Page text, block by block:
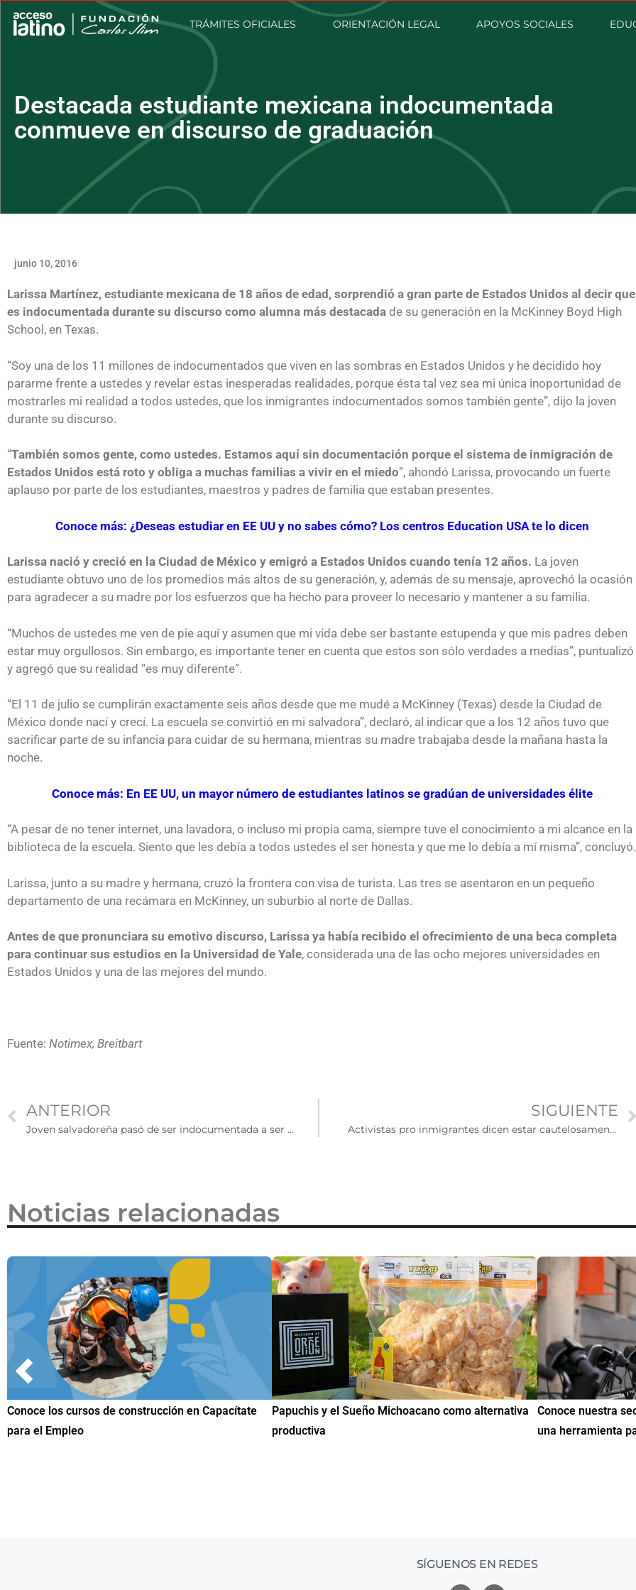
TRÁMITES OFICIALES ORIENTACIÓN LEGAL APOYOS SOCIALES
Destacada estudiante mexicana indocumentada
conmueve en discurso de graduación
junio 10, 2016
Larissa Martínez, estudiante mexicana de 18 años de edad, sorprendió a gran parte de Estados Unidos al decir que
es indocumentada durante su discurso como alumna más destacada de su generación en la McKinney Boyd High
School, en Texas.
“Soy una de los 11 millones de indocumentados que viven en las sombras en Estados Unidos y he decidido hoy
pararme frente a ustedes y revelar estas inesperadas realidades, porque ésta tal vez sea mi única inoportunidad de
mostrarles mi realidad a todos ustedes, que los inmigrantes indocumentados somos también gente”, dijo la joven
durante su discurso.
“También somos gente, como ustedes. Estamos aquí sin documentación porque el sistema de inmigración de
Estados Unidos está roto y obliga a muchas familias a vivir en el miedo”, ahondó Larissa, provocando un fuerte
aplauso por parte de los estudiantes, maestros y padres de familia que estaban presentes.
Conoce más: ¿Deseas estudiar en EE UU y no sabes cómo? Los centros Education USA te lo dicen
Larissa nació y creció en la Ciudad de México y emigró a Estados Unidos cuando tenía 12 años. La joven
estudiante obtuvo uno de los promedios más altos de su generación, y, además de su mensaje, aprovechó la ocasión
para agradecer a su madre por los esfuerzos que ha hecho para proveer lo necesario y mantener a su familia.
“Muchos de ustedes me ven de pie aquí y asumen que mi vida debe ser bastante estupenda y que mis padres deben
estar muy orgullosos. Sin embargo, es importante tener en cuenta que estos son sólo verdades a medias”, puntualizó
y agregó que su realidad “es muy diferente”.
“El 11 de julio se cumplirán exactamente seis años desde que me mudé a McKinney (Texas) desde la Ciudad de
México donde nací y crecí. La escuela se convirtió en mi salvadora”, declaró, al indicar que a los 12 años tuvo que
sacrificar parte de su infancia para cuidar de su hermana, mientras su madre trabajaba desde la mañana hasta la
noche.
Conoce más: En EE UU, un mayor número de estudiantes latinos se gradúan de universidades élite
“A pesar de no tener internet, una lavadora, o incluso mi propia cama, siempre tuve el conocimiento a mi alcance en la
biblioteca de la escuela. Siento que les debía a todos ustedes el ser honesta y que me lo debía a mí misma”, concluyó.
Larissa, junto a su madre y hermana, cruzó la frontera con visa de turista. Las tres se asentaron en un pequeño
departamento de una recámara en McKinney, un suburbio al norte de Dallas.
Antes de que pronunciara su emotivo discurso, Larissa ya había recibido el ofrecimiento de una beca completa
para continuar sus estudios en la Universidad de Yale, considerada una de las ocho mejores universidades en
Estados Unidos y una de las mejores del mundo.
Fuente: Notimex, Breitbart
ANTERIOR
Joven salvadoreña pasó de ser indocumentada a ser aceptada en Princeton
SIGUIENTE
Activistas pro inmigrantes dicen estar cautelosamente optimistas por fallo de DAPA y DACA plus
¿Cómo inscribirse a Jóvenes Construyendo el
Futuro para capacitarse al regresar a México?
Conoce los cursos de construcción en
para el Empleo
UNAM San Antonio abre cursos de preparación
para la ciudadanía estadounidense en primavera
2026
Ciudadanízate, el curso gratuito de
para el examen de naturalización en EUA
Noticias relacionadas
en Capacítate
Papuchis y el Sueño Michoacano como alternativa Conoce nuestra sección de Educación y Empleo:
una herramienta para encontrar oportunidades
SÍGUENOS EN REDES